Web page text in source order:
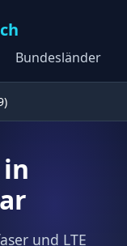
Bundesländer
und LTE